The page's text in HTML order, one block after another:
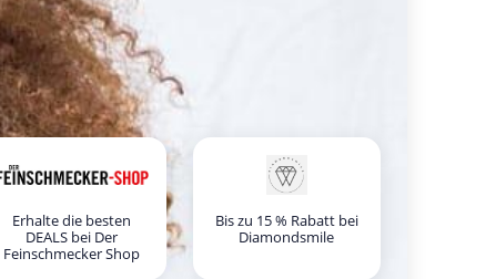
Erhalte die besten
DEALS bei Der
Feinschmecker Shop
Bis zu 15 % Rabatt bei
Diamondsmile